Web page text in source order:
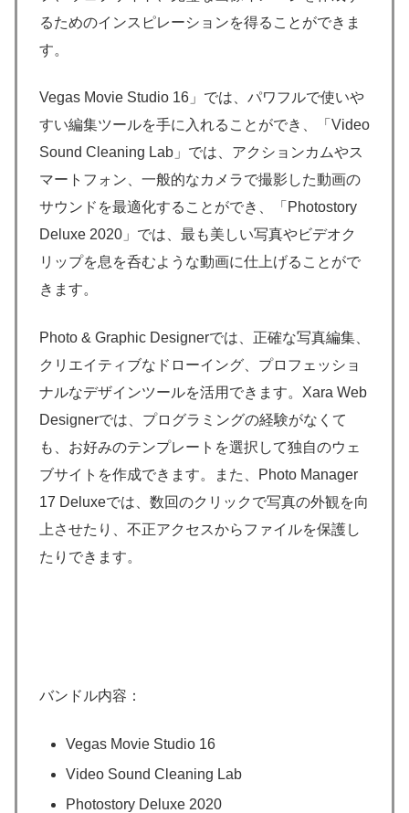
るためのインスピレーションを得ることができま
す。
Vegas Movie Studio 16」では、パワフルで使いや
すい編集ツールを手に入れることができ、「Video
Sound Cleaning Lab」では、アクションカムやス
マートフォン、一般的なカメラで撮影した動画の
サウンドを最適化することができ、「Photostory
Deluxe 2020」では、最も美しい写真やビデオク
リップを息を呑むような動画に仕上げることがで
きます。
Photo & Graphic Designerでは、正確な写真編集、
クリエイティブなドローイング、プロフェッショ
ナルなデザインツールを活用できます。Xara Web
Designerでは、プログラミングの経験がなくて
も、お好みのテンプレートを選択して独自のウェ
ブサイトを作成できます。また、Photo Manager
17 Deluxeでは、数回のクリックで写真の外観を向
上させたり、不正アクセスからファイルを保護し
たりできます。
バンドル内容：
Vegas Movie Studio 16
Video Sound Cleaning Lab
Photostory Deluxe 2020